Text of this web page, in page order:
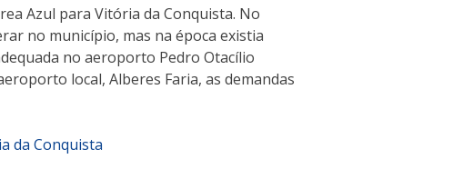
Azul para Vitória da Conquista. No
no município, mas na época existia
no aeroporto Pedro Otacílio
local, Alberes Faria, as demandas
da Conquista